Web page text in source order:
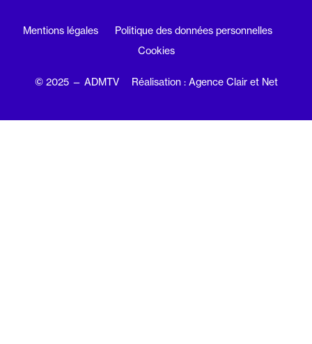
Mentions légales
Politique des données personnelles
Cookies
© 2025 — ADMTV Réalisation : Agence Clair et Net